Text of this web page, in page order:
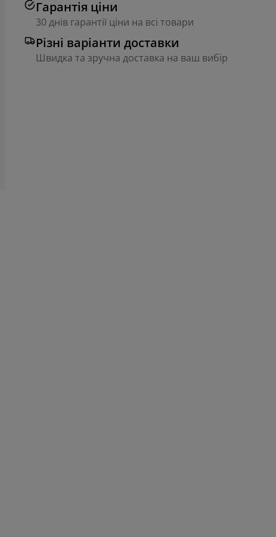
Гарантія ціни
30 днів гарантії ціни на всі товари
Різні варіанти доставки
Швидка та зручна доставка на ваш вибір